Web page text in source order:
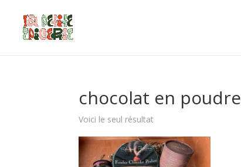
chocolat en poudre
Voici le seul résultat